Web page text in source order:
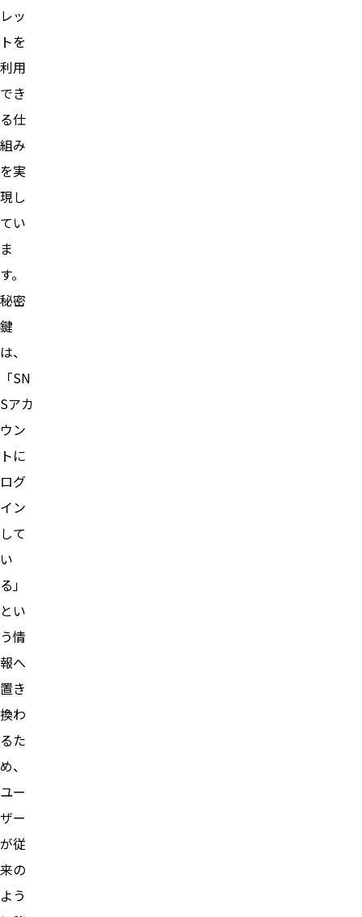
レッ
トを
利用
でき
る仕
組み
を実
現し
てい
ま
す。
秘密
鍵
は、
「SN
Sアカ
ウン
トに
ログ
イン
して
い
る」
とい
う情
報へ
置き
換わ
るた
め、
ユー
ザー
が従
来の
よう